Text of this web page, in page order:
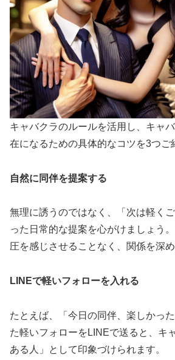
キャバクラのルールを活用し、キャ
在になるための具体的なコツを3つご
自然に同伴を提案する
無理に誘うのではなく、「次は軽く
った日常的な提案を心がけましょう
圧を感じさせることなく、関係を深
LINEで軽いフォローを入れる
たとえば、「今日の同伴、楽しかっ
た軽いフォローをLINEで送ると、キ
ある人」として印象づけられます。